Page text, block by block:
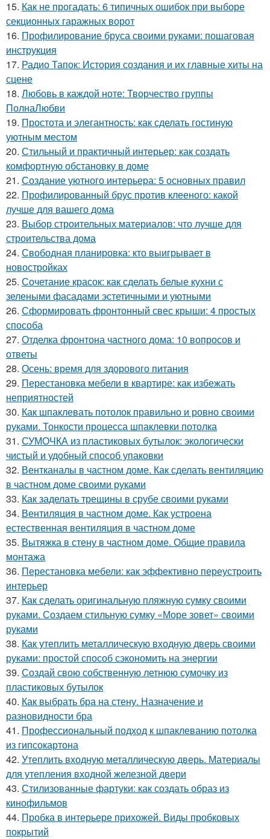
15. Как не прогадать: 6 типичных ошибок при выборе
секционных гаражных ворот
16. Профилирование бруса своими руками: пошаговая
инструкция
17. Радио Тапок: История создания и их главные хиты на
сцене
18. Любовь в каждой ноте: Творчество группы
ПолнаЛюбви
19. Простота и элегантность: как сделать гостиную
уютным местом
20. Стильный и практичный интерьер: как создать
комфортную обстановку в доме
21. Создание уютного интерьера: 5 основных правил
22. Профилированный брус против клееного: какой
лучше для вашего дома
23. Выбор строительных материалов: что лучше для
строительства дома
24. Свободная планировка: кто выигрывает в
новостройках
25. Сочетание красок: как сделать белые кухни с
зелеными фасадами эстетичными и уютными
26. Сформировать фронтонный свес крыши: 4 простых
способа
27. Отделка фронтона частного дома: 10 вопросов и
ответы
28. Осень: время для здорового питания
29. Перестановка мебели в квартире: как избежать
неприятностей
30. Как шпаклевать потолок правильно и ровно своими
руками. Тонкости процесса шпаклевки потолка
31. СУМОЧКА из пластиковых бутылок: экологически
чистый и удобный способ упаковки
32. Вентканалы в частном доме. Как сделать вентиляцию
в частном доме своими руками
33. Как заделать трещины в срубе своими руками
34. Вентиляция в частном доме. Как устроена
естественная вентиляция в частном доме
35. Вытяжка в стену в частном доме. Общие правила
монтажа
36. Перестановка мебели: как эффективно переустроить
интерьер
37. Как сделать оригинальную пляжную сумку своими
руками. Создаем стильную сумку «Море зовет» своими
руками
38. Как утеплить металлическую входную дверь своими
руками: простой способ сэкономить на энергии
39. Создай свою собственную летнюю сумочку из
пластиковых бутылок
40. Как выбрать бра на стену. Назначение и
разновидности бра
41. Профессиональный подход к шпаклеванию потолка
из гипсокартона
42. Утеплить входную металлическую дверь. Материалы
для утепления входной железной двери
43. Стилизованные фартуки: как создать образ из
кинофильмов
44. Пробка в интерьере прихожей. Виды пробковых
покрытий